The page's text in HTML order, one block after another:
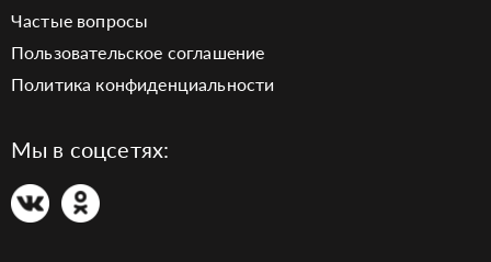
Частые вопросы
Пользовательское соглашение
Политика конфиденциальности
Мы в соцсетях: